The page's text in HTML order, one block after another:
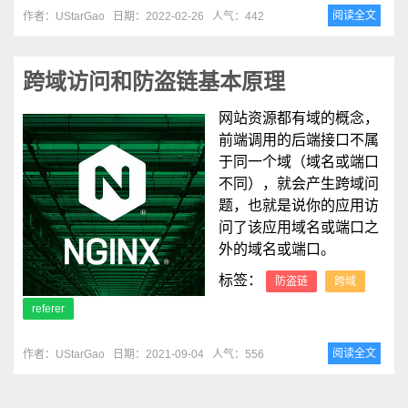
作者：UStarGao 日期：2022-02-26 人气：442 阅读全文
跨域访问和防盗链基本原理
网站资源都有域的概念，
前端调用的后端接口不属
于同一个域（域名或端口
不同），就会产生跨域问
题，也就是说你的应用访
问了该应用域名或端口之
外的域名或端口。
标签：
防盗链 跨域
referer
作者：UStarGao 日期：2021-09-04 人气：556 阅读全文